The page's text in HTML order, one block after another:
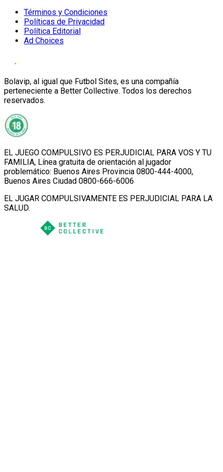
Términos y Condiciones
Políticas de Privacidad
Política Editorial
Ad Choices
Bolavip, al igual que Futbol Sites, es una compañía
perteneciente a Better Collective. Todos los derechos
reservados.
EL JUEGO COMPULSIVO ES PERJUDICIAL PARA VOS Y TU
FAMILIA, Línea gratuita de orientación al jugador
problemático: Buenos Aires Provincia 0800-444-4000,
Buenos Aires Ciudad 0800-666-6006
EL JUGAR COMPULSIVAMENTE ES PERJUDICIAL PARA LA
SALUD.